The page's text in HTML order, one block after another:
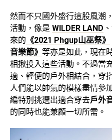
然而不只國外盛行這股風潮
活動，像是 WILDER LAND 、
來的 《2021 Phgup山巫祭》
音樂節》 等亦是如此，現在
相揪投入這些活動。不過當
適、輕便的戶外相結合，穿
人們能以帥氣的模樣盡情參
編特別挑選出適合穿去戶外
的同時也能兼顧一切所需。